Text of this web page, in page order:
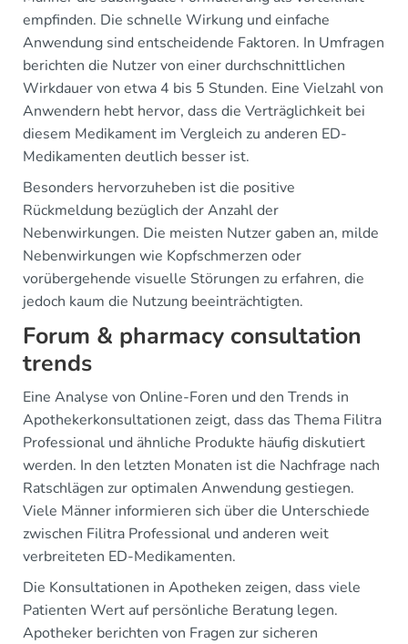
empfinden. Die schnelle Wirkung und einfache
Anwendung sind entscheidende Faktoren. In Umfragen
berichten die Nutzer von einer durchschnittlichen
Wirkdauer von etwa 4 bis 5 Stunden. Eine Vielzahl von
Anwendern hebt hervor, dass die Verträglichkeit bei
diesem Medikament im Vergleich zu anderen ED-
Medikamenten deutlich besser ist.
Besonders hervorzuheben ist die positive
Rückmeldung bezüglich der Anzahl der
Nebenwirkungen. Die meisten Nutzer gaben an, milde
Nebenwirkungen wie Kopfschmerzen oder
vorübergehende visuelle Störungen zu erfahren, die
jedoch kaum die Nutzung beeinträchtigten.
Forum & pharmacy consultation
trends
Eine Analyse von Online-Foren und den Trends in
Apothekerkonsultationen zeigt, dass das Thema Filitra
Professional und ähnliche Produkte häufig diskutiert
werden. In den letzten Monaten ist die Nachfrage nach
Ratschlägen zur optimalen Anwendung gestiegen.
Viele Männer informieren sich über die Unterschiede
zwischen Filitra Professional und anderen weit
verbreiteten ED-Medikamenten.
Die Konsultationen in Apotheken zeigen, dass viele
Patienten Wert auf persönliche Beratung legen.
Apotheker berichten von Fragen zur sicheren